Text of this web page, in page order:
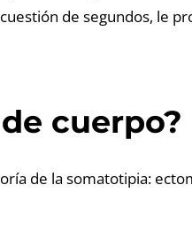
de segundos, le
cuerpo?
de la somatotipia: